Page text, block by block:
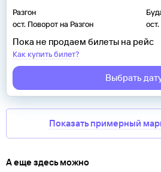
Разгон
ост. Поворот на Разгон
Пока не продаем билеты на рейс
Как купить билет?
Выбрать
Показать примерный
А еще здесь можно